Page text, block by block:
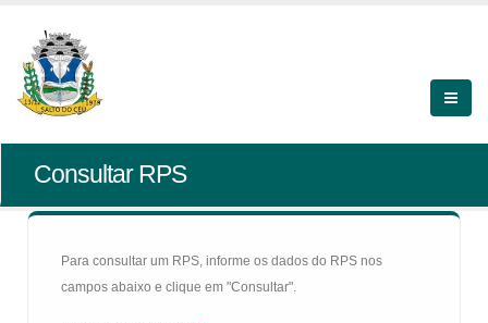
Consultar RPS
Para consultar um RPS, informe os dados do RPS nos
campos abaixo e clique em "Consultar".